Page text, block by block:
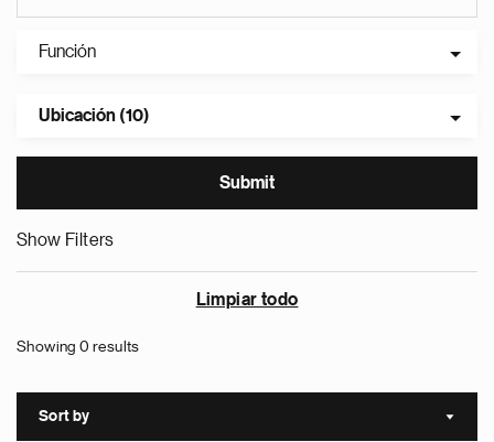
Función
Ubicación (10)
Show Filters
Limpiar todo
Showing 0 results
Sort by Sort